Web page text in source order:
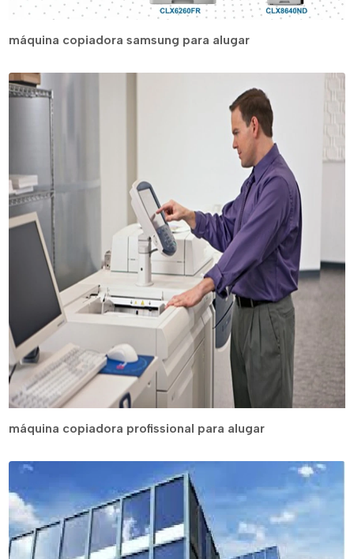
máquina copiadora samsung para alugar
máquina copiadora profissional para alugar